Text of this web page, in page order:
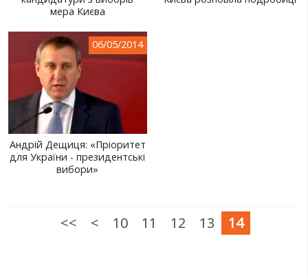
СВІТ ПРО УКРАЇНУ
ПУБЛІЧНІ ЛЮДИ
РОСІЙСЬКО-УКРАЇНСЬКА ВІЙНА
"WINTER ON FIRE"
ХРОНОЛОГІЯ ЄВРОМАЙДАНУ
ПОСЛУГИ
мера Києва
06/05/2014
Андрій Дещиця: «Пріоритет
для України - президентські
вибори»
<< < 10 11 12 13 14